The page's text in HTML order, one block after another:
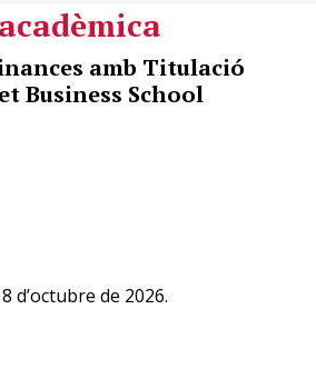
amb Titulació
Business School
d’octubre de 2026.